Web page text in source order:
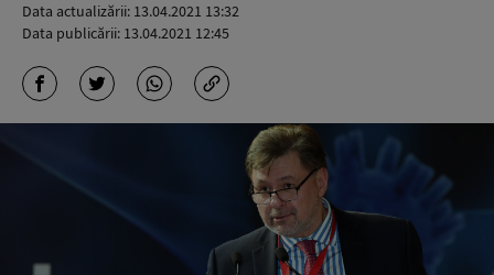
Data actualizării: 13.04.2021 13:32
Data publicării: 13.04.2021 12:45